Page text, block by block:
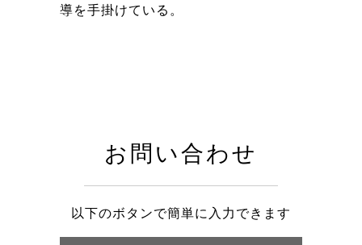
導を手掛けている。
お問い合わせ
以下のボタンで簡単に入力できます